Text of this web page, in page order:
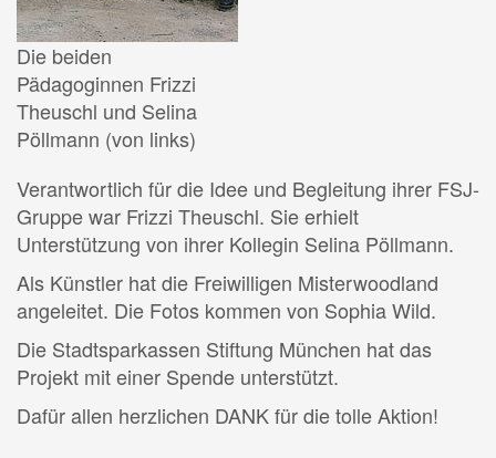
Die beiden
Pädagoginnen Frizzi
Theuschl und Selina
Pöllmann (von links)
Verantwortlich für die Idee und Begleitung ihrer FSJ-
Gruppe war Frizzi Theuschl. Sie erhielt
Unterstützung von ihrer Kollegin Selina Pöllmann.
Als Künstler hat die Freiwilligen Misterwoodland
angeleitet. Die Fotos kommen von Sophia Wild.
Die Stadtsparkassen Stiftung München hat das
Projekt mit einer Spende unterstützt.
Dafür allen herzlichen DANK für die tolle Aktion!